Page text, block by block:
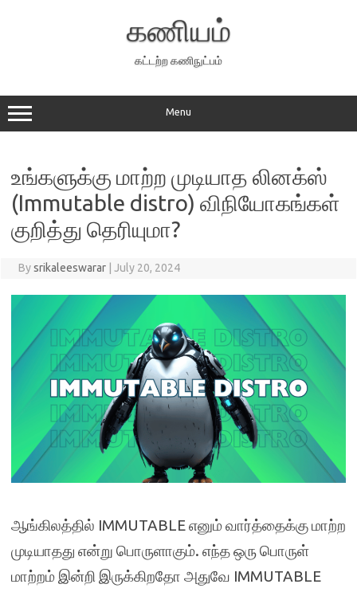
கணியம்
கட்டற்ற கணிநுட்பம்
Menu
உங்களுக்கு மாற்ற முடியாத லினக்ஸ்
(Immutable distro) விநியோகங்கள்
குறித்து தெரியுமா?
Bysrikaleeswarar July 20, 2024
ஆங்கிலத்தில் IMMUTABLE எனும் வார்த்தைக்கு மாற்ற
முடியாதது என்று பொருளாகும். எந்த ஒரு பொருள்
மாற்றம் இன்றி இருக்கிறதோ அதுவே IMMUTABLE